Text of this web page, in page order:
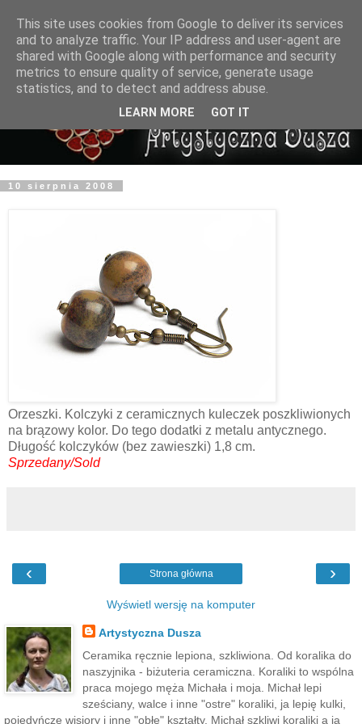
10 sierpnia 2008
Orzeszki. Kolczyki z ceramicznych kuleczek poszkliwionych
na brązowy kolor. Do tego dodatki z metalu antycznego.
Długość kolczyków (bez zawieszki) 1,8 cm.
Sprzedany/Sold
‹ ›
Strona główna
Wyświetl wersję na komputer
Artystyczna Dusza
Ceramika ręcznie lepiona, szkliwiona. Od koralika do
naszyjnika - biżuteria ceramiczna. Koraliki to wspólna
praca mojego męża Michała i moja. Michał lepi
sześciany, walce i inne "ostre" koraliki, ja lepię kulki,
pojedyńcze wisiory i inne "obłe" kształty. Michał szkliwi koraliki a ja
This site uses cookies from Google to deliver its services
and to analyze traffic. Your IP address and user-agent are
shared with Google along with performance and security
metrics to ensure quality of service, generate usage
statistics, and to detect and address abuse.
LEARN MORE GOT IT